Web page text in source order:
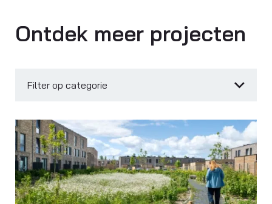
Ontdek meer projecten
Filter op categorie